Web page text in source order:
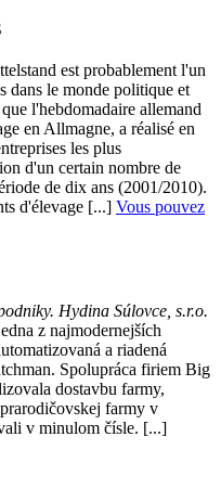
est probablement l'un
dans le monde politique et
l'hebdomadaire allemand
en Allmagne, a réalisé en
les plus
d'un certain nombre de
de dix ans (2001/2010).
d'élevage [...] Vous pouvez
Hydina Súlovce, s.r.o.
z najmodernejších
a riadená
Spolupráca firiem Big
dostavbu farmy,
farmy v
v minulom čísle. [...]